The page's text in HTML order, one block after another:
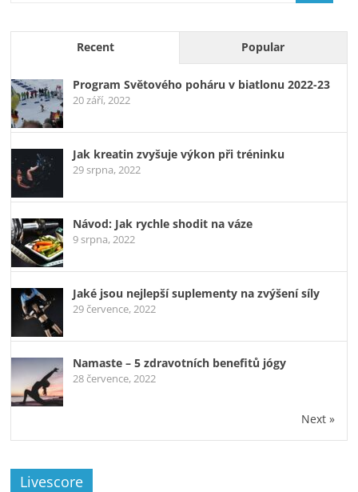
Recent Popular
Program Světového poháru v biatlonu 2022-23
20 září, 2022
Jak kreatin zvyšuje výkon při tréninku
29 srpna, 2022
Návod: Jak rychle shodit na váze
9 srpna, 2022
Jaké jsou nejlepší suplementy na zvýšení síly
29 července, 2022
Namaste – 5 zdravotních benefitů jógy
28 července, 2022
Next »
Livescore